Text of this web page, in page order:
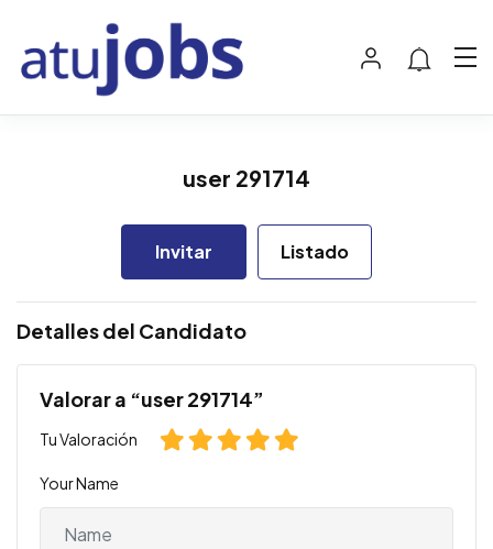
user 291714
Invitar Listado
Detalles del Candidato
Valorar a “user 291714”
Tu Valoración
Your Name